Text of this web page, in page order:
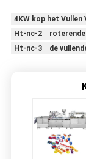
4KW kop het Vullen
Ht-nc-2 roterende
Ht-nc-3 de